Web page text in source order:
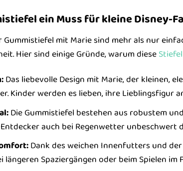
ein Muss für kleine Disney-
Gummistiefel mit Marie sind mehr als nur
Hier sind einige Gründe, warum dieseStiefel
Das liebevolle Design mit Marie, der kleinen,
Kinder werden es lieben, ihre Lieblingsfigur
Die Gummistiefel bestehen aus robustem
auch bei Regenwetter unbeschwert
Dank des weichen Innenfutters und
Spaziergängen oder beim Spielen im